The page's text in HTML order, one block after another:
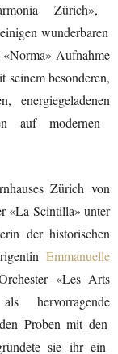
Zürich»,
wunderbaren
«Norma»-Aufnahme
besonderen,
, energiegeladenen
aufmodernen
esZürich von
«La Scintilla» unter
der historischen
Emmanuelle
«Les Arts
hervorragende
Proben mit den
sie ihr ein